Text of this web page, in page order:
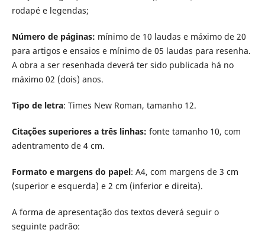
rodapé e legendas;
Número de páginas: mínimo de 10 laudas e máximo de 20
para artigos e ensaios e mínimo de 05 laudas para resenha.
A obra a ser resenhada deverá ter sido publicada há no
máximo 02 (dois) anos.
Tipo de letra: Times New Roman, tamanho 12.
Citações superiores a três linhas: fonte tamanho 10, com
adentramento de 4 cm.
Formato e margens do papel: A4, com margens de 3 cm
(superior e esquerda) e 2 cm (inferior e direita).
A forma de apresentação dos textos deverá seguir o
seguinte padrão: